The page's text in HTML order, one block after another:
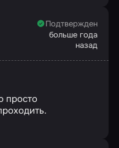
Подтвержден
больше года
назад
просто